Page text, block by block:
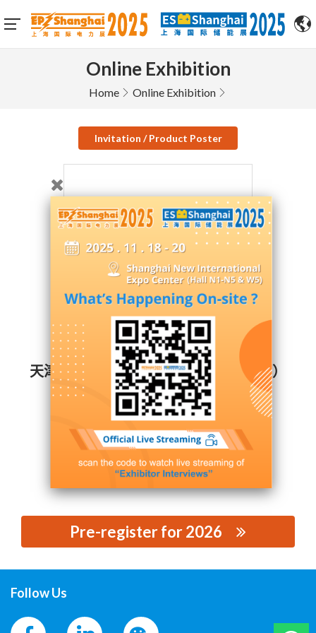
Online Exhibition
Home Online Exhibition
Invitation / Product Poster
天津市中源广告有限公司 （世纪电源网）
Booth Number: Hall W5 - W5S51
Contact Supplier
Pre-register for 2026
源网）
Follow Us